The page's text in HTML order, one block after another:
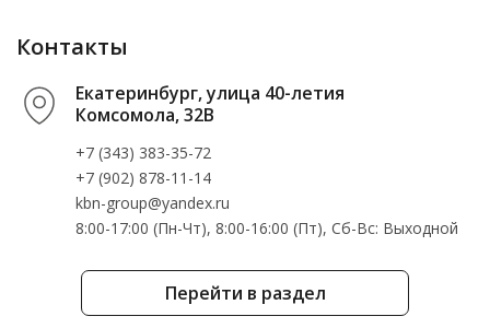
Перейти в раздел
Контакты
Екатеринбург, улица 40-летия
Комсомола, 32В
+7 (343) 383-35-72
+7 (902) 878-11-14
kbn-group@yandex.ru
8:00-17:00 (Пн-Чт), 8:00-16:00 (Пт), Cб-Вс: Выходной